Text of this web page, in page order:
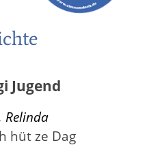
Jugend
Relinda
hüt ze Dag